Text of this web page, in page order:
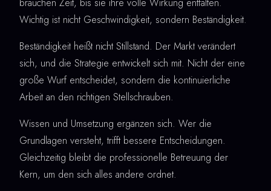
Wichtig ist nicht Geschwindigkeit, sondern Beständigkeit.
Beständigkeit heißt nicht Stillstand. Der Markt verändert
sich, und die Strategie entwickelt sich mit. Nicht der eine
große Wurf entscheidet, sondern die kontinuierliche
Arbeit an den richtigen Stellschrauben.
Wissen und Umsetzung ergänzen sich. Wer die
Grundlagen versteht, trifft bessere Entscheidungen.
Gleichzeitig bleibt die professionelle Betreuung der
Kern, um den sich alles andere ordnet.